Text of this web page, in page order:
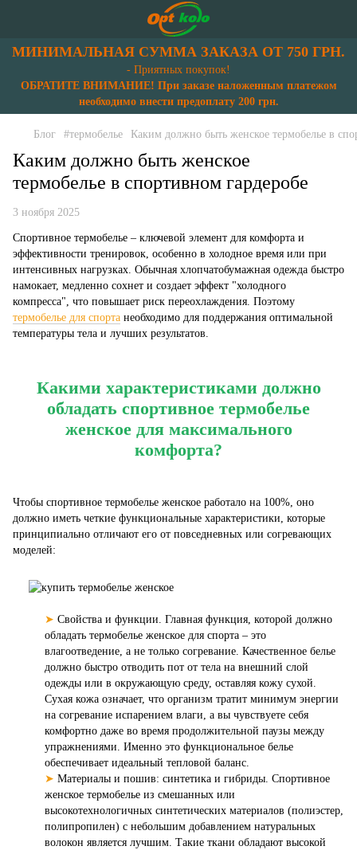
МИНИМАЛЬНАЯ СУММА ЗАКАЗА ОТ 750 ГРН.
- Приятных покупок!
ОБРАТИТЕ ВНИМАНИЕ! При заказе наложенным платежом
необходимо внести предоплату 200 грн.
Блог #термобелье Каким должно быть женское термобелье в
Каким должно быть женское
термобелье в спортивном гардеробе
3 ноября 2025
Спортивное термобелье – ключевой элемент для комфорта и
эффективности тренировок, особенно в холодное время или при
интенсивных нагрузках. Обычная хлопчатобумажная одежда быстро
намокает, медленно сохнет и создает эффект "холодного
компресса", что повышает риск переохлаждения. Поэтому
термобелье для спорта необходимо для поддержания оптимальной
температуры тела и лучших результатов.
Какими характеристиками должно
обладать спортивное термобелье
женское для максимального
комфорта?
Чтобы спортивное термобелье женское работало на 100%, оно
должно иметь четкие функциональные характеристики, которые
принципиально отличают его от повседневных или согревающих
моделей:
➤ Свойства и функции. Главная функция, которой должно
обладать термобелье женское для спорта – это
влагоотведение, а не только согревание. Качественное белье
должно быстро отводить пот от тела на внешний слой
одежды или в окружающую среду, оставляя кожу сухой.
Сухая кожа означает, что организм тратит минимум энергии
на согревание испарением влаги, а вы чувствуете себя
комфортно даже во время продолжительной паузы между
упражнениями. Именно это функциональное белье
обеспечивает идеальный тепловой баланс.
➤ Материалы и пошив: синтетика и гибриды. Спортивное
женское термобелье из смешанных или
высокотехнологичных синтетических материалов (полиэстер,
полипропилен) с небольшим добавлением натуральных
волокон является лучшим. Такие ткани обладают высокой